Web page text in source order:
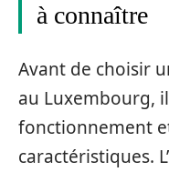
à connaître
Avant de choisir
au Luxembourg,
fonctionnement
caractéristiques.